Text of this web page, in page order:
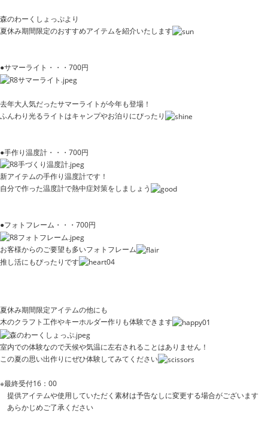
森のわーくしょっぷより
夏休み期間限定のおすすめアイテムを紹介いたします
●サマーライト・・・700円
去年大人気だったサマーライトが今年も登場！
ふんわり光るライトはキャンプやお泊りにぴったり
●手作り温度計・・・700円
新アイテムの手作り温度計です！
自分で作った温度計で熱中症対策をしましょう
●フォトフレーム・・・700円
お客様からのご要望も多いフォトフレーム
推し活にもぴったりです
夏休み期間限定アイテムの他にも
木のクラフト工作やキーホルダー作りも体験できます
室内での体験なので天候や気温に左右されることはありません！
この夏の思い出作りにぜひ体験してみてください
※最終受付16：00
提供アイテムや使用していただく素材は予告なしに変更する場合がございます
あらかじめご了承ください